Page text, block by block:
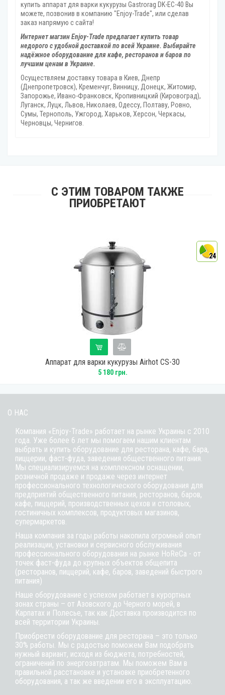
купить аппарат для варки кукурузы Gastrorag DK-EC-40 Вы
можете, позвонив в компанию "Enjoy-Trade", или сделав
заказ напрямую с сайта!
Интернет магзин Enjoy-Trade предлагает купить товар
недорого с удобной доставкой по всей Украине. Выбирайте
надёжное оборудование для кафе, ресторанов и баров по
лучшим ценам в Украине.
Осуществляем доставку товара в Киев, Днепр
(Днепропетровск), Кременчуг, Винницу, Донецк‎, Житомир,
Запорожье, Ивано-Франковск, Кропивницкий‎ (Кировоград),
Луганск, Луцк, Львов, Николаев, Одессу, Полтаву, Ровно,
Сумы, Тернополь, Ужгород‎, Харьков, Херсон‎, Черкасы,
Черновцы, Чернигов.
С ЭТИМ ТОВАРОМ ТАКЖЕ
ПРИОБРЕТАЮТ
24
Аппарат для варки кукурузы Airhot CS-30
5 180 грн.
О НАС
Компания «Enjoy-Trade» работает на рынке Украины с 2010
года. Уже более 6 лет мы помогаем нашим клиентам
выбрать и купить оборудование для ресторана, кафе, бара,
пиццерии, фаст-фуда, заведения общественного питания.
Мы специализируемся на комплексном оснащении,
розничной продаже и продаже через интернет
профессионального технологического оборудования для
предприятий общественного питания, ресторанов, баров,
кафе, пиццерий, производственных цехов и столовых,
гостиничных комплексов, продуктовых магазинов,
супермаркетов.
Наша компания за годы работы накопила огромный опыт
реализации, установки и сервисного обслуживания
профессионального оборудования на рынке HoReCa - от
точек фаст-фуда до крупных объектов общепита
(ресторанов, пиццерий, кафе, баров, заведений быстрого
питания)
Наше оборудование с успехом работает в курортных
зонах страны – от Азовского до Черного морей, в
Карпатах и Полесье, так как Доставка производится по
всей территории Украины.
Приобрести оборудование для ресторана – это только
30% работы. Мы с радостью поможем Вам подобрать
нужный вариант, исходя из бюджета, потребностей,
ограничений по энергозатратам. Мы поможем Вам в
правильной расстановке и установке приобретенного
оборудования, а так же введении его в эксплуатацию.